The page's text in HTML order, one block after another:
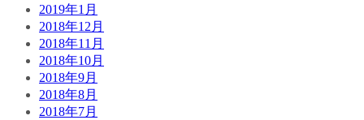
2019年1月
2018年12月
2018年11月
2018年10月
2018年9月
2018年8月
2018年7月